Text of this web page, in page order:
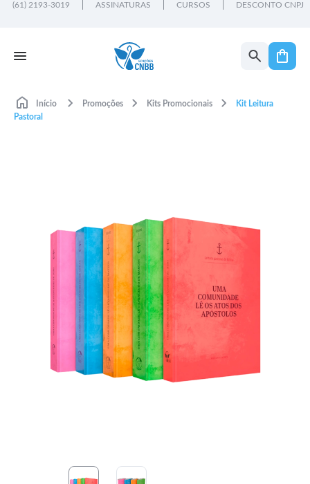
(61) 2193-3019 ASSINATURAS CURSOS DESCONTO CNPJ
Início Promoções Kits Promocionais
Kit Leitura
Pastoral